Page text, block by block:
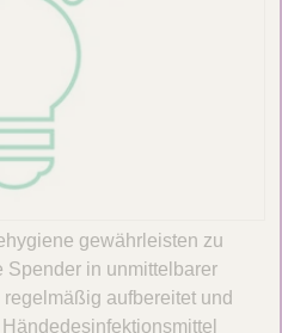
gewährleisten zu
Spender in unmittelbarer
aufbereitet und